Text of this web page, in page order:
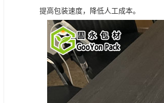
提高包装速度，降低人工成本。